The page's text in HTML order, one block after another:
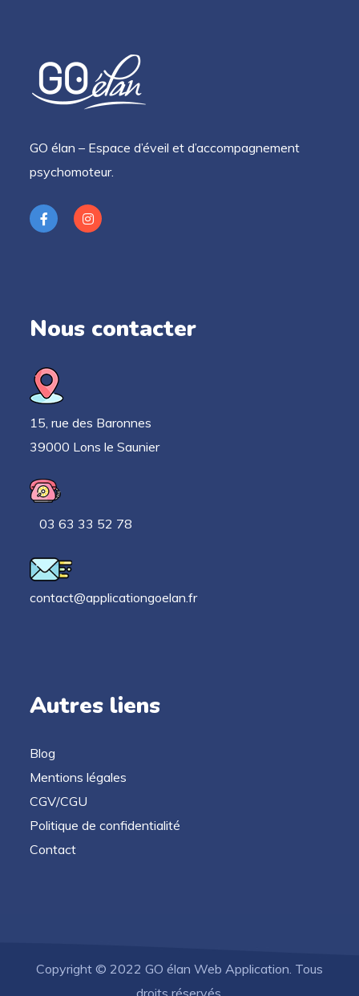
GO élan – Espace d’éveil et d’accompagnement
psychomoteur.
Nous contacter
15, rue des Baronnes
39000 Lons le Saunier
03 63 33 52 78
contact@applicationgoelan.fr
Autres liens
Blog
Mentions légales
CGV/CGU
Politique de confidentialité
Contact
Copyright © 2022 GO élan Web Application. Tous
droits réservés.